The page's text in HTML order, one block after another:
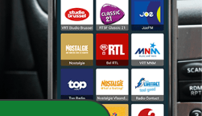
Mon Carnet, l'actu
numérique